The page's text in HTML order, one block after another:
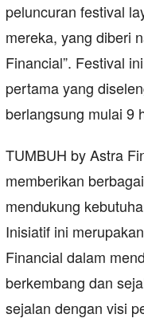
peluncuran festival
mereka, yang diberi
Financial”. Festival
pertama yang
berlangsung mulai 9
TUMBUH by Astra
memberikan
mendukung
Inisiatif ini
Financial dalam
berkembang dan
sejalan dengan visi